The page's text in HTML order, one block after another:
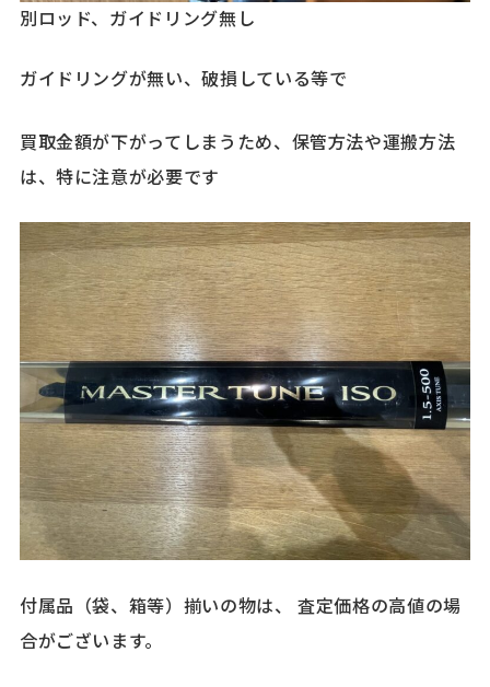
別ロッド、ガイドリング無し
ガイドリングが無い、破損している等で
買取金額が下がってしまうため、保管方法や運搬方法
は、特に注意が必要です
付属品（袋、箱等）揃いの物は、 査定価格の高値の場
合がございます。